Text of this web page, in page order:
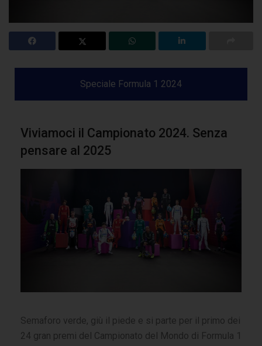
Speciale Formula 1 2024
Viviamoci il Campionato 2024. Senza
pensare al 2025
Semaforo verde, giù il piede e si parte per il primo dei
24 gran premi del Campionato del Mondo di Formula 1